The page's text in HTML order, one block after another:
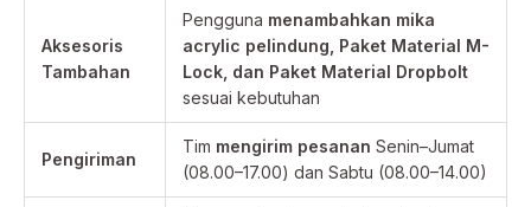
Aksesoris
Tambahan
Pengguna menambahkan mika
acrylic pelindung, Paket Material M-
Lock, dan Paket Material Dropbolt
sesuai kebutuhan
Pengiriman
Tim mengirim pesanan Senin–Jumat
(08.00–17.00) dan Sabtu (08.00–14.00)